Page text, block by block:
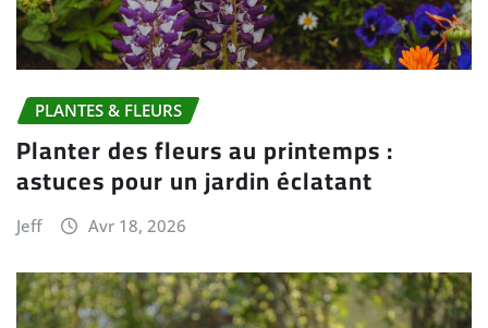
PLANTES & FLEURS
Planter des fleurs au printemps :
astuces pour un jardin éclatant
Jeff Avr 18, 2026